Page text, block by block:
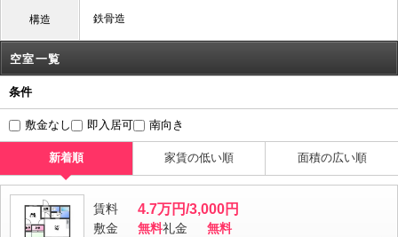
構造 鉄骨造
空室一覧
条件
敷金なし 即入居可 南向き
新着順 家賃の低い順 面積の広い順
賃料 4.7万円/3,000円
敷金 無料礼金
無料